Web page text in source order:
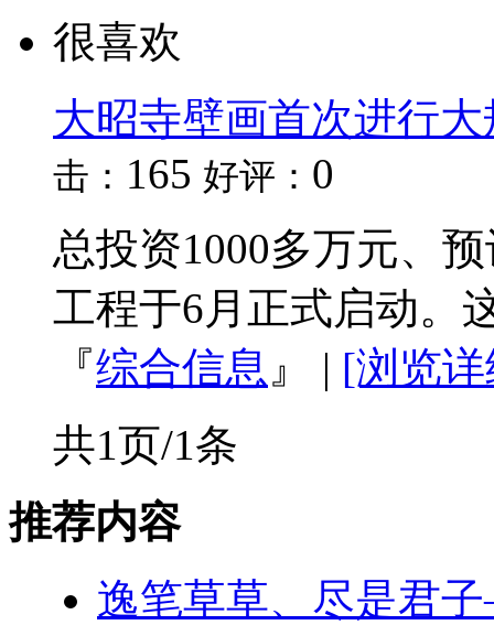
很喜欢
大昭寺壁画首次进行
击： 165 好评： 0
总投资1000多万元、
工程于6月正式启动。
『综合信息 』 | [浏览
共1页/1条
推荐内容
逸笔草草、尽是君